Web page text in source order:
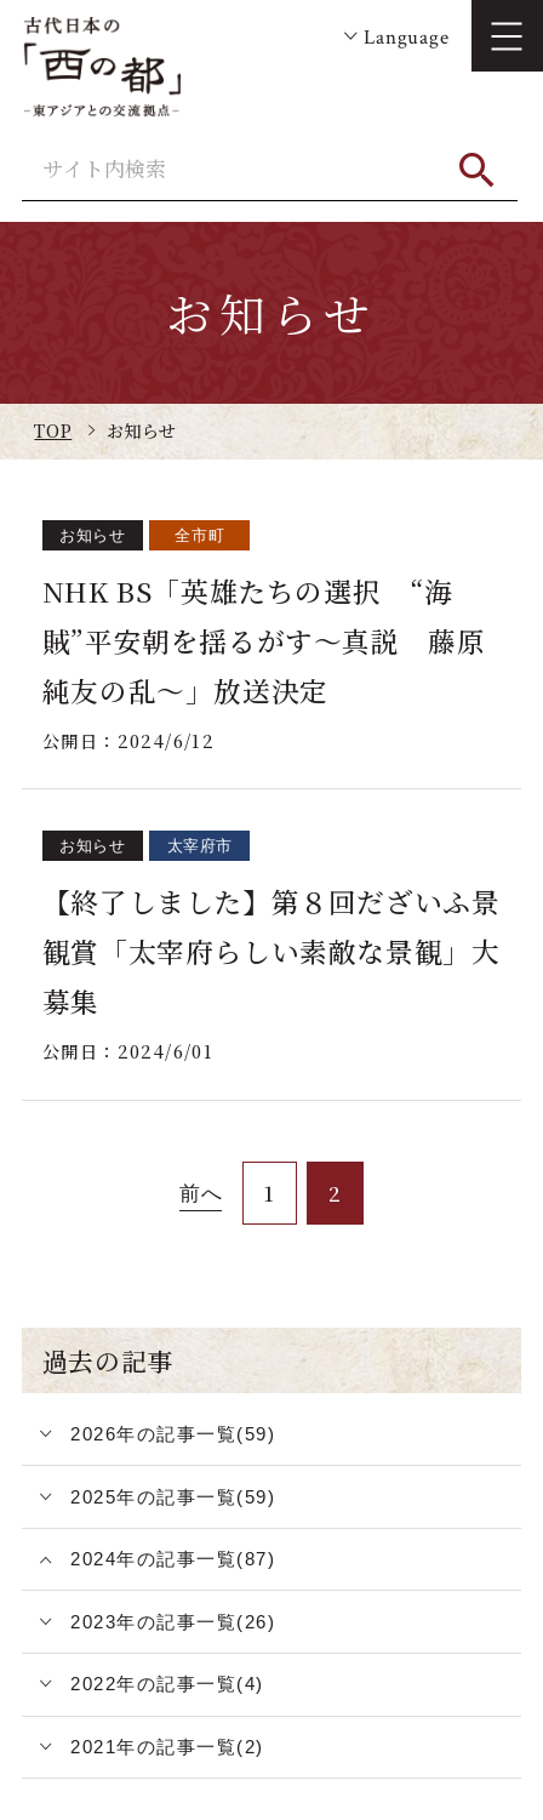
Language
お知らせ
TOP お知らせ
お知らせ 全市町
NHK BS「英雄たちの選択 “海
賊”平安朝を揺るがす～真説 藤原
純友の乱～」放送決定
公開日： 2024/6/12
お知らせ 太宰府市
【終了しました】第８回だざいふ景
観賞「太宰府らしい素敵な景観」大
募集
公開日： 2024/6/01
過去の記事
2026年の記事一覧(59)
2025年の記事一覧(59)
2024年の記事一覧(87)
2023年の記事一覧(26)
2022年の記事一覧(4)
2021年の記事一覧(2)
1 2
前へ